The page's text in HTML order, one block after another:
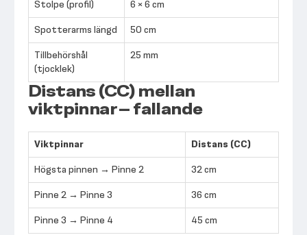
Stolpe (profil)
6 × 6 cm
Spotterarms längd
50 cm
Tillbehörshål
(tjocklek)
25 mm
Distans (CC) mellan
viktpinnar – fallande
Viktpinnar
Distans (CC)
Högsta pinnen → Pinne 2
32 cm
Pinne 2 → Pinne 3
36 cm
Pinne 3 → Pinne 4
45 cm